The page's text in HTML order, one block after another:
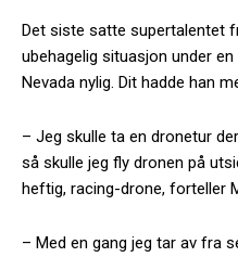
Det siste satte supertalentet
ubehagelig situasjon under
Nevada nylig. Dit hadde han
– Jeg skulle ta en dronetur
så skulle jeg fly dronen på
heftig, racing-drone, forteller
– Med en gang jeg tar av fra